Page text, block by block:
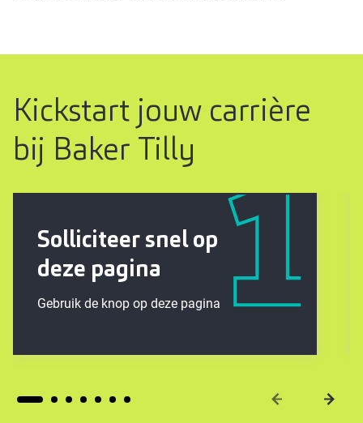
Kickstart jouw carrière
bij Baker Tilly
Solliciteer snel op
deze pagina
Gebruik de knop op deze pagina